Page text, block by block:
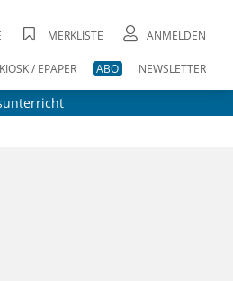
MERKLISTE ANMELDEN
KIOSK / EPAPER ABO NEWSLETTER